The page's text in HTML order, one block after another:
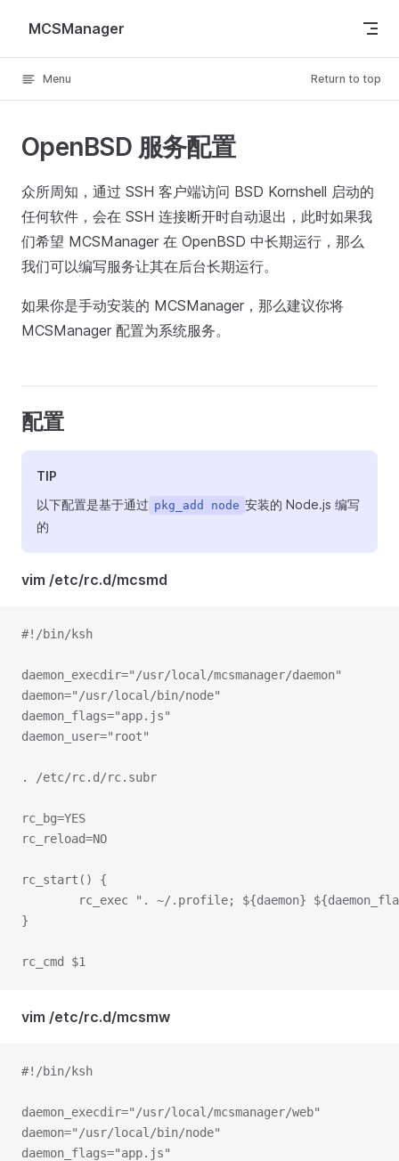
Skip to content
MCSManager
Menu Return to top
OpenBSD 服务配置
众所周知，通过 SSH 客户端访问 BSD Kornshell 启动的
任何软件，会在 SSH 连接断开时自动退出，此时如果我
们希望 MCSManager 在 OpenBSD 中长期运行，那么
我们可以编写服务让其在后台长期运行。
如果你是手动安装的 MCSManager，那么建议你将
MCSManager 配置为系统服务。
配置
TIP
以下配置是基于通过 pkg_add node 安装的 Node.js 编写
的
vim /etc/rc.d/mcsmd
#!/bin/ksh
daemon_execdir="/usr/local/mcsmanager/daemon"
daemon="/usr/local/bin/node"
daemon_flags="app.js"
daemon_user="root"
. /etc/rc.d/rc.subr
rc_bg=YES
rc_reload=NO
rc_start() {
rc_exec ". ~/.profile; ${daemon}
}
rc_cmd $1
vim /etc/rc.d/mcsmw
#!/bin/ksh
daemon_execdir="/usr/local/mcsmanager/web"
daemon="/usr/local/bin/node"
daemon_flags="app.js"